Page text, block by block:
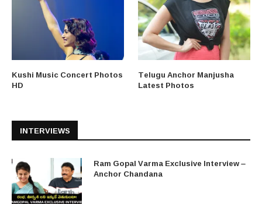
Kushi Music Concert Photos
HD
Telugu Anchor Manjusha
Latest Photos
INTERVIEWS
Ram Gopal Varma Exclusive Interview –
Anchor Chandana